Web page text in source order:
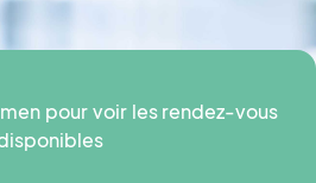
pour voir les rendez-vous